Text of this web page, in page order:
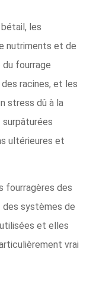
les
nutriments et de
du fourrage
racines, et les
stress dû à la
ultérieures et
fourragères des
des systèmes de
et elles
vrai